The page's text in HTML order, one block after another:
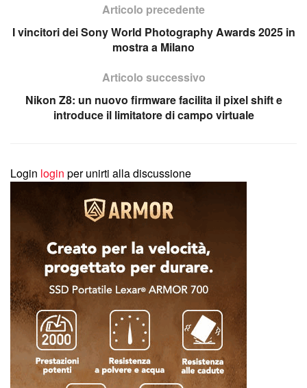
Articolo precedente
I vincitori dei Sony World Photography Awards 2025 in
mostra a Milano
Articolo successivo
Nikon Z8: un nuovo firmware facilita il pixel shift e
introduce il limitatore di campo virtuale
Login login per unirti alla discussione